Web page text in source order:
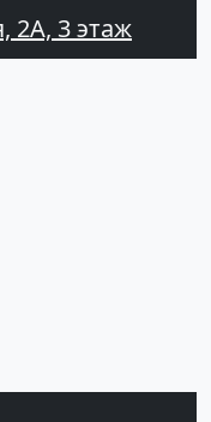
2А, 3 этаж